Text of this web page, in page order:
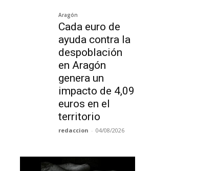
Aragón
Cada euro de
ayuda contra la
despoblación
en Aragón
genera un
impacto de 4,09
euros en el
territorio
redaccion - 04/08/2026